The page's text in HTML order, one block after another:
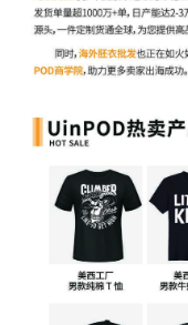
因为TRO签发后，冻结
卖家联络，中国企业往
诉时，可能发现已经错
支付机构的账户冻结通
首先，需获取完整的案
冻结令、被指控的具体
与平台账户绑定的邮箱
也可聘请律师获取官方文
其次，全面掌握案情是
分析侵权指控是否成立